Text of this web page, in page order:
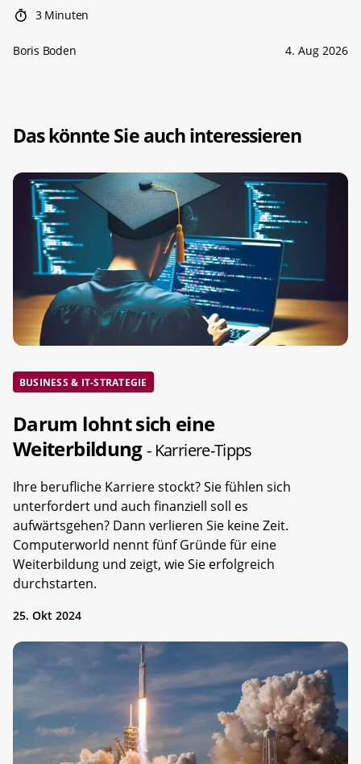
3 Minuten
Boris Boden 4. Aug 2026
Das könnte Sie auch interessieren
BUSINESS & IT-STRATEGIE
Darum lohnt sich eine
Weiterbildung- Karriere-Tipps
Ihre berufliche Karriere stockt? Sie fühlen sich
unterfordert und auch finanziell soll es
aufwärtsgehen? Dann verlieren Sie keine Zeit.
Computerworld nennt fünf Gründe für eine
Weiterbildung und zeigt, wie Sie erfolgreich
durchstarten.
25. Okt 2024